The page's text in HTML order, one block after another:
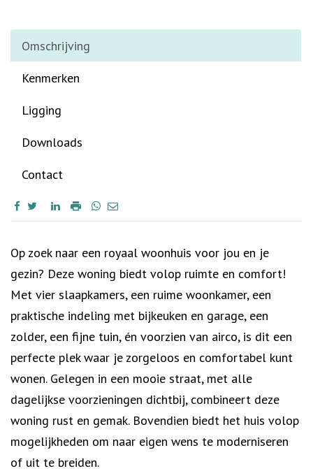
Omschrijving
Kenmerken
Ligging
Downloads
Contact
Omschrijving
Op zoek naar een royaal woonhuis voor jou en je
gezin? Deze woning biedt volop ruimte en comfort!
Met vier slaapkamers, een ruime woonkamer, een
praktische indeling met bijkeuken en garage, een
zolder, een fijne tuin, én voorzien van airco, is dit een
perfecte plek waar je zorgeloos en comfortabel kunt
wonen. Gelegen in een mooie straat, met alle
dagelijkse voorzieningen dichtbij, combineert deze
woning rust en gemak. Bovendien biedt het huis volop
mogelijkheden om naar eigen wens te moderniseren
of uit te breiden.